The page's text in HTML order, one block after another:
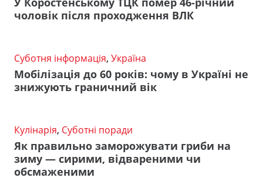
чоловік після проходження ВЛК
Суботня інформація, Україна
Мобілізація до 60 років: чому в Україні не
знижують граничний вік
Кулінарія, Суботні поради
Як правильно заморожувати гриби на
зиму — сирими, відвареними чи
обсмаженими